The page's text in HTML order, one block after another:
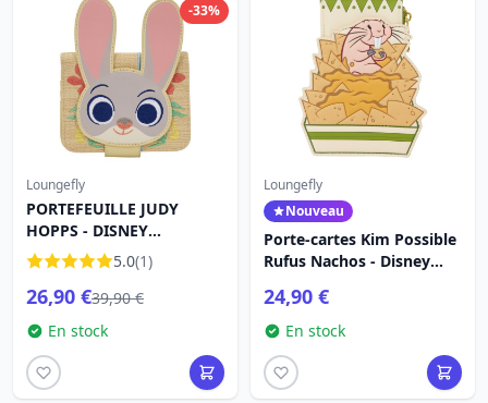
-33%
Loungefly
PORTEFEUILLE JUDY
HOPPS - DISNEY
LOUNGEFLY ZOOTOPIA 2
5.0(1)
26,90 €39,90 €
En stock
Loungefly
Nouveau
Porte-cartes Kim Possible
Rufus Nachos - Disney
24,90 €
En stock